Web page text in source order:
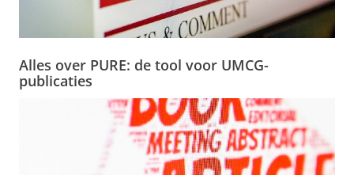
Alles over PURE: de tool voor UMCG-
publicaties